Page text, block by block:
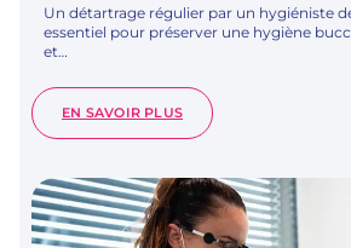
Un détartrage régulier par un hygiéniste
essentiel pour préserver une hygiène
et…
EN SAVOIR PLUS:
DÉTARTRAGE